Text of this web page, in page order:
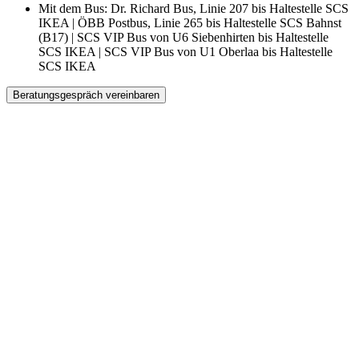
Mit dem Bus: Dr. Richard Bus, Linie 207 bis Haltestelle SCS
IKEA | ÖBB Postbus, Linie 265 bis Haltestelle SCS Bahnst
(B17) | SCS VIP Bus von U6 Siebenhirten bis Haltestelle
SCS IKEA | SCS VIP Bus von U1 Oberlaa bis Haltestelle
SCS IKEA
Beratungsgespräch vereinbaren